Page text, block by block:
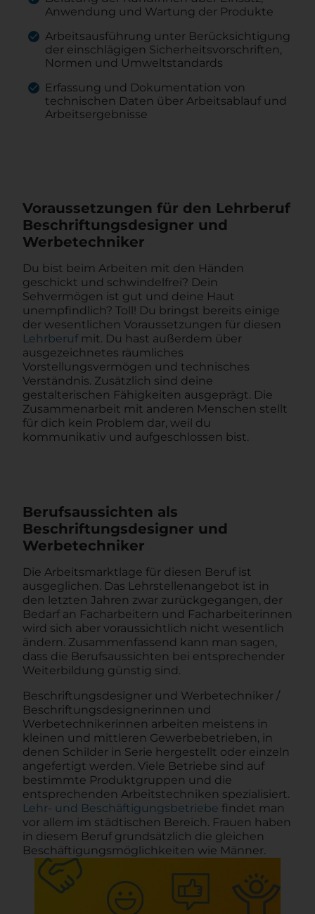
Anwendung und Wartung der Produkte
Arbeitsausführung unter Berücksichtigung
der einschlägigen Sicherheitsvorschriften,
Normen und Umweltstandards
Erfassung und Dokumentation von
technischen Daten über Arbeitsablauf und
Arbeitsergebnisse
Voraussetzungen für den Lehrberuf
Beschriftungsdesigner und
Werbetechniker
Du bist beim Arbeiten mit den Händen
geschickt und schwindelfrei? Dein
Sehvermögen ist gut und deine Haut
unempfindlich? Toll! Du bringst bereits einige
der wesentlichen Voraussetzungen für diesen
Lehrberuf mit. Du hast außerdem über
ausgezeichnetes räumliches
Vorstellungsvermögen und technisches
Verständnis. Zusätzlich sind deine
gestalterischen Fähigkeiten ausgeprägt. Die
Zusammenarbeit mit anderen Menschen stellt
für dich kein Problem dar, weil du
kommunikativ und aufgeschlossen bist.
Berufsaussichten als
Beschriftungsdesigner und
Werbetechniker
Die Arbeitsmarktlage für diesen Beruf ist
ausgeglichen. Das Lehrstellenangebot ist in
den letzten Jahren zwar zurückgegangen, der
Bedarf an Facharbeitern und Facharbeiterinnen
wird sich aber voraussichtlich nicht wesentlich
ändern. Zusammenfassend kann man sagen,
dass die Berufsaussichten bei entsprechender
Weiterbildung günstig sind.
Beschriftungsdesigner und Werbetechniker /
Beschriftungsdesignerinnen und
Werbetechnikerinnen arbeiten meistens in
kleinen und mittleren Gewerbebetrieben, in
denen Schilder in Serie hergestellt oder einzeln
angefertigt werden. Viele Betriebe sind auf
bestimmte Produktgruppen und die
entsprechenden Arbeitstechniken spezialisiert.
Lehr- und Beschäftigungsbetriebe findet man
vor allem im städtischen Bereich. Frauen haben
in diesem Beruf grundsätzlich die gleichen
Beschäftigungsmöglichkeiten wie Männer.